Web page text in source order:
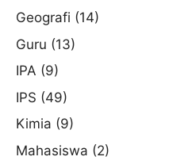
Geografi (14)
Guru (13)
IPA (9)
IPS (49)
Kimia (9)
Mahasiswa (2)